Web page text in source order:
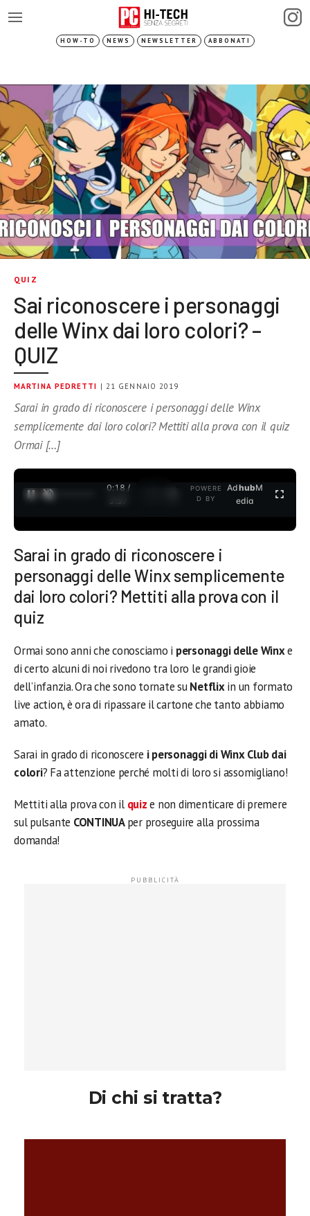
HOW-TO NEWS NEWSLETTER ABBONATI
QUIZ
Sai riconoscere i personaggi
delle Winx dai loro colori? –
QUIZ
MARTINA PEDRETTI | 21 GENNAIO 2019
Sarai in grado di riconoscere i personaggi delle Winx
semplicemente dai loro colori? Mettiti alla prova con il quiz
Ormai […]
0:18 /
3:37
POWERE
D BY
AdhubM
edia
Sarai in grado di riconoscere i
personaggi delle Winx semplicemente
dai loro colori? Mettiti alla prova con il
quiz
Ormai sono anni che conosciamo i personaggi delle Winxe
di certo alcuni di noi rivedono tra loro le grandi gioie
dell’infanzia. Ora che sono tornate suNetflixin un formato
live action, è ora di ripassare il cartone che tanto abbiamo
amato.
Sarai in grado di riconoscere i personaggi di Winx Club dai
colori? Fa attenzione perché molti di loro si assomigliano!
Mettiti alla prova con il quize non dimenticare di premere
sul pulsante CONTINUAper proseguire alla prossima
domanda!
Di chi si tratta?